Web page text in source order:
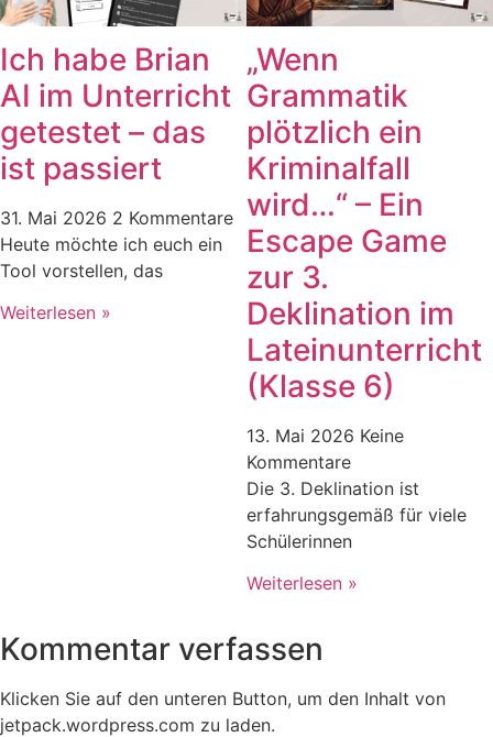
Ich habe Brian
AI im Unterricht
getestet – das
ist passiert
31. Mai 2026 2 Kommentare
Heute möchte ich euch ein
Tool vorstellen, das
Weiterlesen »
„Wenn
Grammatik
plötzlich ein
Kriminalfall
wird…“ – Ein
Escape Game
zur 3.
Deklination im
Lateinunterricht
(Klasse 6)
13. Mai 2026 Keine
Kommentare
Die 3. Deklination ist
erfahrungsgemäß für viele
Schülerinnen
Weiterlesen »
Kommentar verfassen
Klicken Sie auf den unteren Button, um den Inhalt von
jetpack.wordpress.com zu laden.